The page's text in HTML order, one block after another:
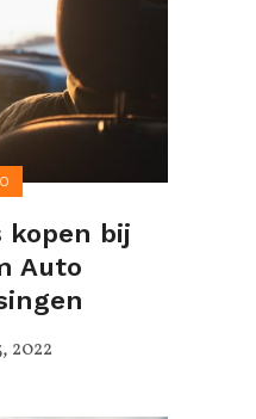
kopen bij
Auto
2022